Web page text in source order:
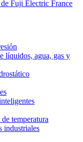
Fuji Electric France
líquidos, agua, gas y
temperatura
industriales